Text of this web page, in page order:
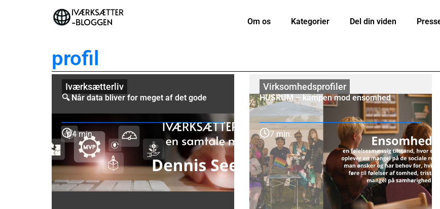
Om os Kategorier Del din viden
profil
Iværksætterliv
🔍 Når data bliver for meget af det gode
4 min.
Virksomhedsprofiler
HUSRUM – kampen mod ensomhed
7 min.